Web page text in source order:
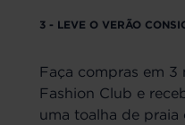
3 - LEVE O VERÃO
Faça compras em 3
Fashion Club e
uma toalha de